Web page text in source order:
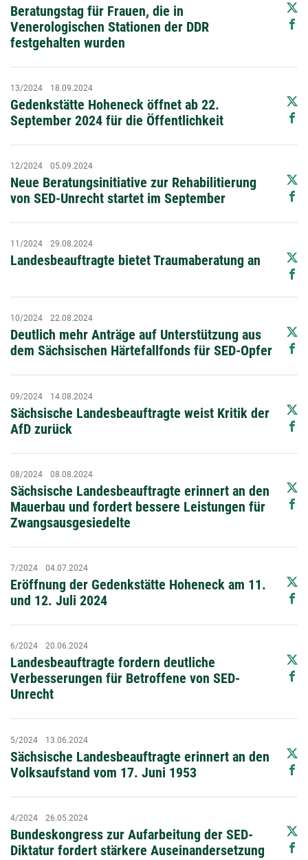
Beratungstag für Frauen, die in
Venerologischen Stationen der DDR
festgehalten wurden
Gedenkstätte Hoheneck öffnet ab 22.
September 2024 für die Öffentlichkeit
13/2024 18.09.2024
Neue Beratungsinitiative zur Rehabilitierung
von SED-Unrecht startet im September
12/2024 05.09.2024
Landesbeauftragte bietet Traumaberatung an
11/2024 29.08.2024
Deutlich mehr Anträge auf Unterstützung aus
dem Sächsischen Härtefallfonds für SED-Opfer
10/2024 22.08.2024
Sächsische Landesbeauftragte weist Kritik der
AfD zurück
09/2024 14.08.2024
Sächsische Landesbeauftragte erinnert an den
Mauerbau und fordert bessere Leistungen für
Zwangsausgesiedelte
08/2024 08.08.2024
Eröffnung der Gedenkstätte Hoheneck am 11.
und 12. Juli 2024
7/2024 04.07.2024
Landesbeauftragte fordern deutliche
Verbesserungen für Betroffene von SED-
Unrecht
6/2024 20.06.2024
Sächsische Landesbeauftragte erinnert an den
Volksaufstand vom 17. Juni 1953
5/2024 13.06.2024
Bundeskongress zur Aufarbeitung der SED-
Diktatur fordert stärkere Auseinandersetzung
4/2024 26.05.2024